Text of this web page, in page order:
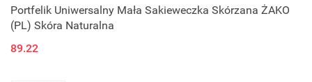
Portfelik Uniwersalny Mała Sakieweczka Skórzana ŻAKO
(PL) Skóra Naturalna
89.22